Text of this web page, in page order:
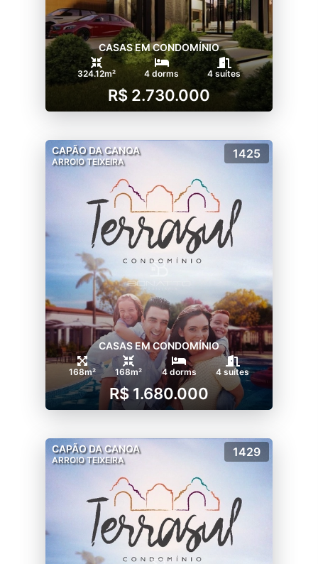
CASAS EM CONDOMÍNIO
324.12m² 4 dorms 4 suítes
R$ 2.730.000
CAPÃO DA CANOA
ARROIO TEIXEIRA
1425
CASAS EM CONDOMÍNIO
168m² 168m² 4 dorms 4 suítes
R$ 1.680.000
CAPÃO DA CANOA
ARROIO TEIXEIRA
1429